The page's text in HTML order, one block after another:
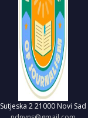
Sutjeska 2 21000 Novi Sad